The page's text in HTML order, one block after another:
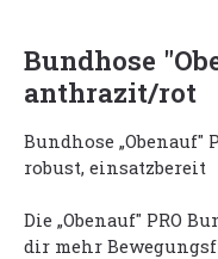
Bundhose
anthrazit/rot
Bundhose „Obenauf"
robust, einsatzbereit
Die „Obenauf" PRO
dir mehr